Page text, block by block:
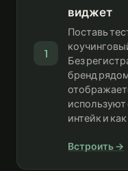
1
виджет
Поставь
Без
бренд
используют
интейк и
Встроить →